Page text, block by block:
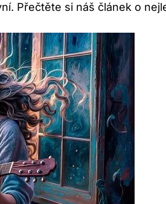
Přečtěte si náš článek o